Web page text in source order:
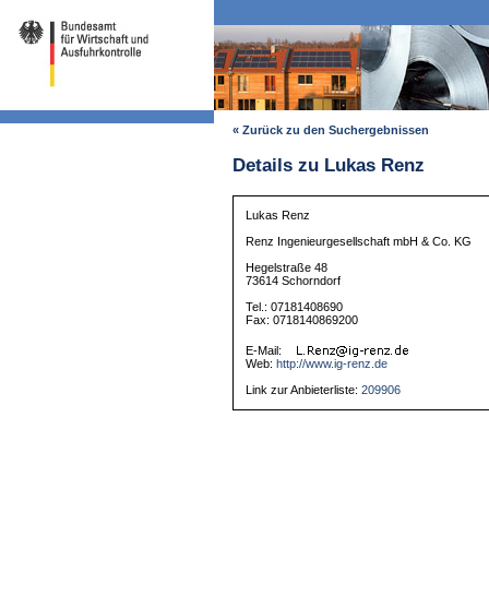
« Zurück zu den Suchergebnissen
Details zu Lukas Renz
Lukas Renz
Renz Ingenieurgesellschaft mbH & Co. KG
Hegelstraße 48
73614 Schorndorf
Tel.: 07181408690
Fax: 0718140869200
E-Mail:
Web: http://www.ig-renz.de
Link zur Anbieterliste:209906